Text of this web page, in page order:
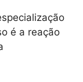
é a reação